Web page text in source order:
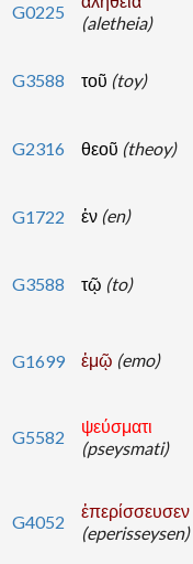
G0225
(aletheia)
G3588 τοῦ (toy)
G2316 θεοῦ (theoy)
G1722 ἐν (en)
G3588 τῷ (to)
G1699 ἐμῷ (emo)
G5582
ψεύσματι
(pseysmati)
G4052
ἐπερίσσευσεν
(eperisseysen)